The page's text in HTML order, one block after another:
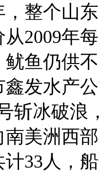
，整个山
2009年
鱿鱼仍供
鑫发水产
斩冰破
南美洲西
计33人，